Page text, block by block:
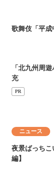
歌舞伎「平
「北九州周
充
PR
ニュース
夜景ばっち
編】